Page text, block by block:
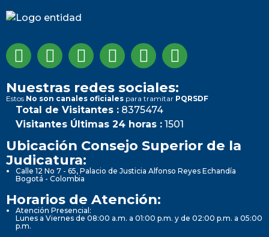
Nuestras redes sociales:
Estos No son canales oficiales para tramitar PQRSDF
Total de Visitantes : 8375474
Visitantes Últimas 24 horas : 1501
Ubicación Consejo Superior de la
Judicatura:
Calle 12 No 7 - 65, Palacio de Justicia Alfonso Reyes Echandía
Bogotá - Colombia
Horarios de Atención:
Atención Presencial:
Lunes a Viernes de 08:00 a.m. a 01:00 p.m. y de 02:00 p.m. a 05:00
p.m.